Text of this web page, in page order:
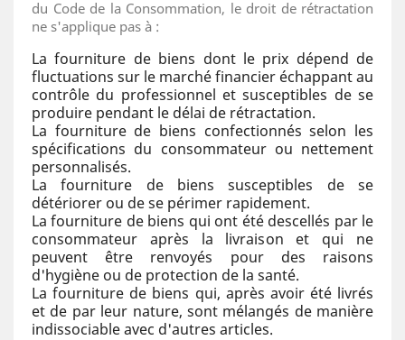
du Code de la Consommation, le droit de rétractation
ne s'applique pas à :
La fourniture de biens dont le prix dépend de
fluctuations sur le marché financier échappant au
contrôle du professionnel et susceptibles de se
produire pendant le délai de rétractation.
La fourniture de biens confectionnés selon les
spécifications du consommateur ou nettement
personnalisés.
La fourniture de biens susceptibles de se
détériorer ou de se périmer rapidement.
La fourniture de biens qui ont été descellés par le
consommateur après la livraison et qui ne
peuvent être renvoyés pour des raisons
d'hygiène ou de protection de la santé.
La fourniture de biens qui, après avoir été livrés
et de par leur nature, sont mélangés de manière
indissociable avec d'autres articles.